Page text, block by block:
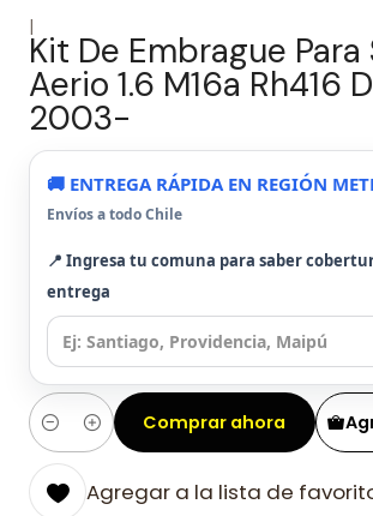
|
Kit De Embrague Para
Aerio 1.6 M16a Rh416
2003-
🚚 ENTREGA RÁPIDA EN REGIÓN
Envíos a todo Chile
📍 Ingresa tu comuna para saber
entrega
Cantidad
Comprar ahora
Agregar a la lista de